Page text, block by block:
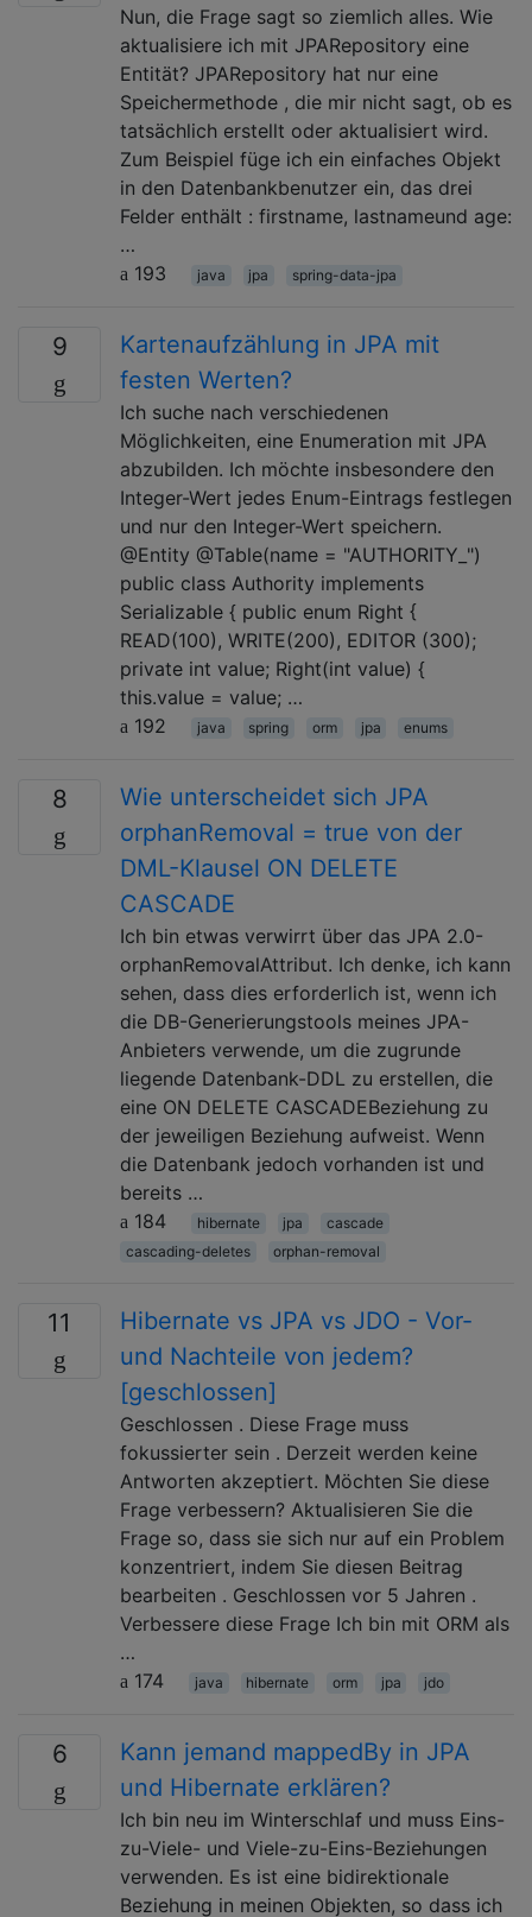
Nun, die Frage sagt so ziemlich alles. Wie
aktualisiere ich mit JPARepository eine
Entität? JPARepository hat nur eine
Speichermethode , die mir nicht sagt, ob es
tatsächlich erstellt oder aktualisiert wird.
Zum Beispiel füge ich ein einfaches Objekt
in den Datenbankbenutzer ein, das drei
Felder enthält : firstname, lastnameund age:
…
193
java jpa spring-data-jpa
9
Kartenaufzählung in JPA mit
festen Werten?
Ich suche nach verschiedenen
Möglichkeiten, eine Enumeration mit JPA
abzubilden. Ich möchte insbesondere den
Integer-Wert jedes Enum-Eintrags festlegen
und nur den Integer-Wert speichern.
@Entity @Table(name = "AUTHORITY_")
public class Authority implements
Serializable { public enum Right {
READ(100), WRITE(200), EDITOR (300);
private int value; Right(int value) {
this.value = value; …
192
java spring orm jpa enums
8
Wie unterscheidet sich JPA
orphanRemoval = true von der
DML-Klausel ON DELETE
CASCADE
Ich bin etwas verwirrt über das JPA 2.0-
orphanRemovalAttribut. Ich denke, ich kann
sehen, dass dies erforderlich ist, wenn ich
die DB-Generierungstools meines JPA-
Anbieters verwende, um die zugrunde
liegende Datenbank-DDL zu erstellen, die
eine ON DELETE CASCADEBeziehung zu
der jeweiligen Beziehung aufweist. Wenn
die Datenbank jedoch vorhanden ist und
bereits …
184
hibernate jpa
cascade
cascading-deletes
orphan-removal
11
Hibernate vs JPA vs JDO - Vor-
und Nachteile von jedem?
[geschlossen]
Geschlossen . Diese Frage muss
fokussierter sein . Derzeit werden keine
Antworten akzeptiert. Möchten Sie diese
Frage verbessern? Aktualisieren Sie die
Frage so, dass sie sich nur auf ein Problem
konzentriert, indem Sie diesen Beitrag
bearbeiten . Geschlossen vor 5 Jahren .
Verbessere diese Frage Ich bin mit ORM als
…
174
java hibernate orm jpa jdo
6
Kann jemand mappedBy in JPA
und Hibernate erklären?
Ich bin neu im Winterschlaf und muss Eins-
zu-Viele- und Viele-zu-Eins-Beziehungen
verwenden. Es ist eine bidirektionale
Beziehung in meinen Objekten, so dass ich